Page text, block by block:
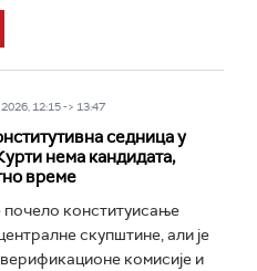
12:15 -> 13:47
седница у
нема кандидата,
време
конституисање
скупштине, али је
комисије и